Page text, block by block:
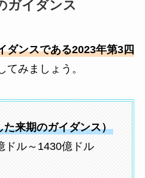
ガイダンス
ダンスである2023年第3四
てみましょう。
来期のガイダンス）
～1430億ドル